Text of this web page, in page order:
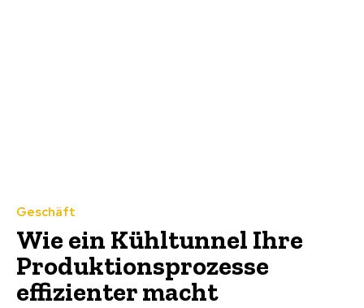
Geschäft
Wie ein Kühltunnel Ihre
Produktionsprozesse
effizienter macht